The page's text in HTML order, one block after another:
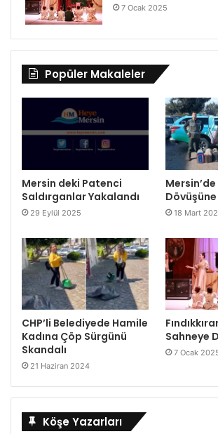
7 Ocak 2025
Popüler Makaleler
Mersin deki Patenci
Saldırganlar Yakalandı
29 Eylül 2025
Dövüşüne
18 Mart
CHP’li Belediyede Hamile
Kadına Çöp Sürgünü
Skandalı
21 Haziran 2024
Sahneye
7 Ocak
Köşe Yazarları